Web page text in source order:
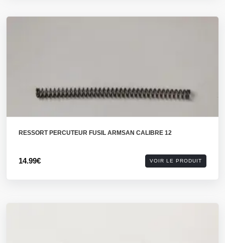
RESSORT PERCUTEUR FUSIL ARMSAN CALIBRE 12
14.99€ VOIR LE PRODUIT